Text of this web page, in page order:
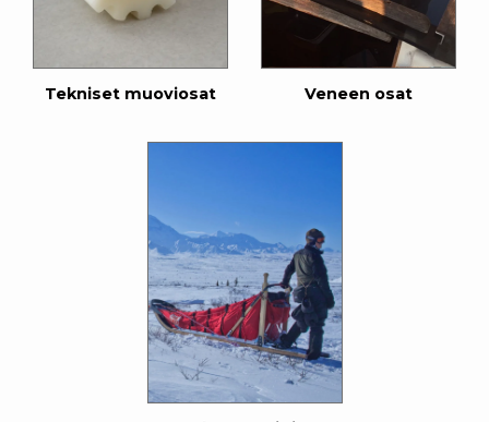
Tekniset muoviosat Veneen osat